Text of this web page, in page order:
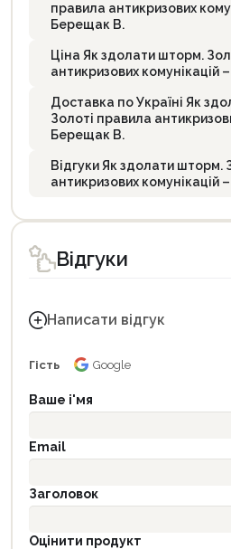
правила антикризових
Берещак В.
Ціна Як здолати шторм.
антикризових комунікацій
Доставка по Україні Як
Золоті правила
Берещак В.
Відгуки Як здолати шторм.
антикризових комунікацій
Відгуки
Написати відгук
Гість Google
Ваше і'мя
Email
Заголовок
Оцінити продукт